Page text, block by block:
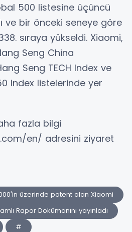
500 listesine üçüncü
ve bir önceki seneye göre
sıraya yükseldi. Xiaomi,
Seng China
Seng TECH Index ve
Index listelerinde yer
fazla bilgi
en/ adresini ziyaret
üzerinde patent alan Xiaomi
Rapor Dokümanını yayınladı
#